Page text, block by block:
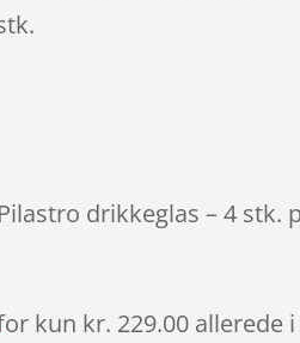
drikkeglas – 4
kun kr. 229.00 allerede